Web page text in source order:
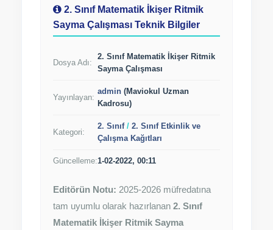
2. Sınıf Matematik İkişer Ritmik
Sayma Çalışması Teknik Bilgiler
Dosya Adı:
2. Sınıf Matematik İkişer Ritmik
Sayma Çalışması
Yayınlayan:
(Maviokul Uzman
Kadrosu)
Kategori:
2. Sınıf Etkinlik ve
Çalışma Kağıtları
1-02-2022, 00:11
Editörün Notu: 2025-2026 müfredatına
tam uyumlu olarak hazırlanan 2. Sınıf